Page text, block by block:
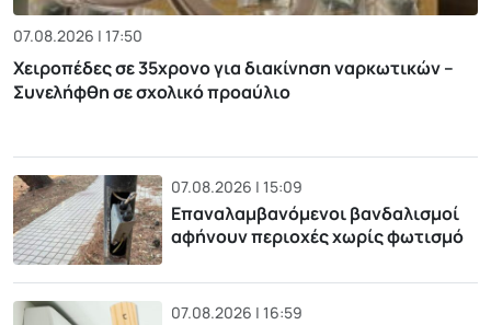
07.08.2026 | 17:50
Χειροπέδες σε 35χρονο για διακίνηση ναρκωτικών –
Συνελήφθη σε σχολικό προαύλιο
07.08.2026 | 15:09
Επαναλαμβανόμενοι βανδαλισμοί
αφήνουν περιοχές χωρίς φωτισμό
07.08.2026 | 16:59